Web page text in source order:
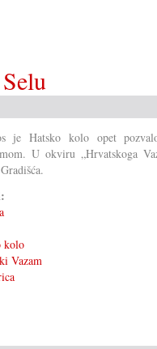
je Hatsko kolo opet
U okviru „Hrvatskoga
kolo
Vazam